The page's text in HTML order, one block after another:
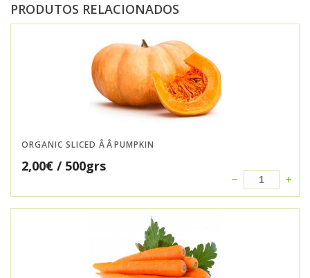
PRODUTOS RELACIONADOS
ORGANIC SLICED ÂÂPUMPKIN
2,00€ / 500grs